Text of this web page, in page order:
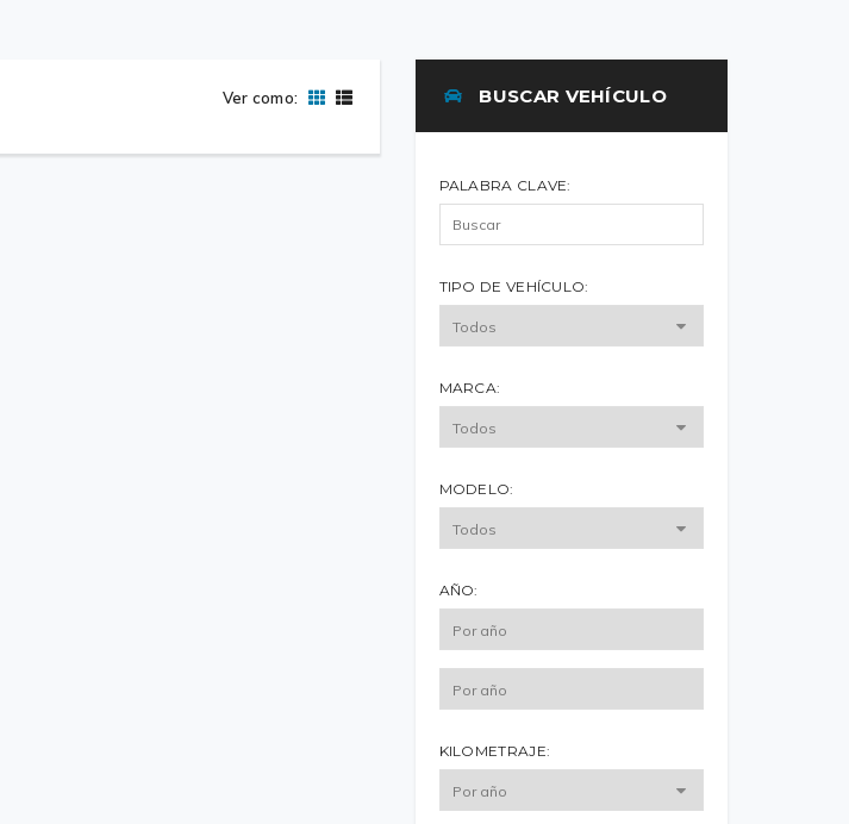
Ver como: BUSCAR VEHÍCULO
PALABRA CLAVE:
TIPO DE VEHÍCULO:
MARCA:
MODELO:
AÑO:
KILOMETRAJE: